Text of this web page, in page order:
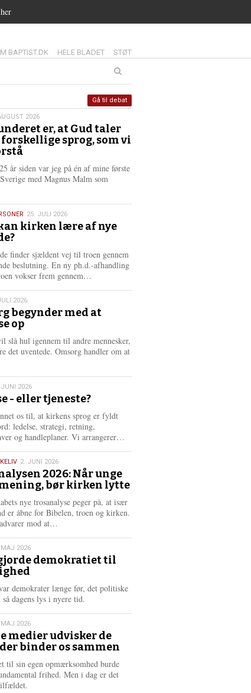
BAPTIST.DK 15.0:
HELE BLADET 16.0:
STØT
2026
er, at Gud taler
sprog, som vi
år siden var jeg på én af mine første
med Magnus Malm som
25. JULI 2026
kirken lære af nye
finder sjældent vej til troen gennem
beslutning. En ny ph.d.-afhandling
vokser frem gennem…
e
e
2026
begynder med at
op
slå hul igennem til andre mennesker,
det uventede. Omsorg handler om at
JUNI 2026
- eller tjeneste?
os til, at kirkens sprog er fyldt
ledelse, strategi, retning,
og handleplaner. Vi arrangerer…
r
e
2. JUNI 2026
2026: Når unge
bør kirken lytte
nye trosanalyse peger på, at især
er åbne for Bibelen, troen og kirken.
mod at…
e
e
MAJ 2026
demokratiet til
demokrater længe før, det politiske
dagens lys i nyere tid.
MAJ 2026
medier udvisker de
binder os sammen
til sin egen opmærksomhed burde
frihed. Men i dag er det
Gå til debat